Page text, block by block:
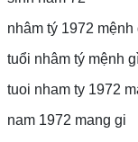
nhâm tý 1972 mệnh
tuổi nhâm tý mệnh
tuoi nham ty 1972
nam 1972 mang gi